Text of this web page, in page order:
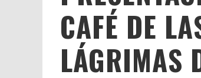
CAFÉ DE
LÁGRIMAS